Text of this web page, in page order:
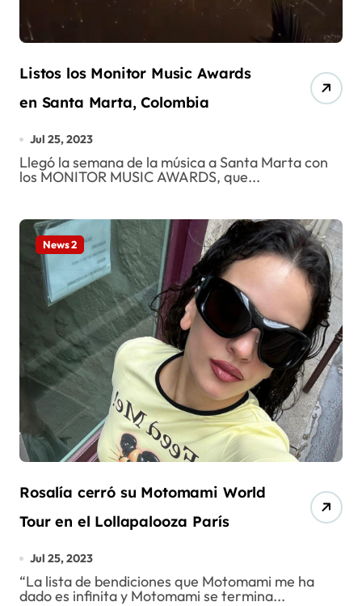
Listos los Monitor Music Awards
en Santa Marta, Colombia
Jul 25, 2023
Llegó la semana de la música a Santa Marta con
los MONITOR MUSIC AWARDS, que...
News 2
Rosalía cerró su Motomami World
Tour en el Lollapalooza París
Jul 25, 2023
“La lista de bendiciones que Motomami me ha
dado es infinita y Motomami se termina...